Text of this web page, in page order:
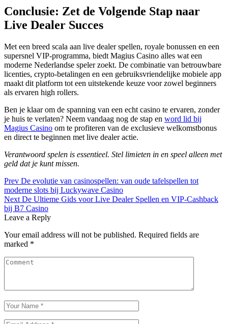
Conclusie: Zet de Volgende Stap naar
Live Dealer Succes
Met een breed scala aan live dealer spellen, royale bonussen en een
supersnel VIP‑programma, biedt Magius Casino alles wat een
moderne Nederlandse speler zoekt. De combinatie van betrouwbare
licenties, crypto‑betalingen en een gebruiksvriendelijke mobiele app
maakt dit platform tot een uitstekende keuze voor zowel beginners
als ervaren high rollers.
Ben je klaar om de spanning van een echt casino te ervaren, zonder
je huis te verlaten? Neem vandaag nog de stap en word lid bij
Magius Casino om te profiteren van de exclusieve welkomstbonus
en direct te beginnen met live dealer actie.
Verantwoord spelen is essentieel. Stel limieten in en speel alleen met
geld dat je kunt missen.
Post
navigation
Prev De evolutie van casinospellen: van oude tafelspellen tot
moderne slots bij Luckywave Casino
Next De Ultieme Gids voor Live Dealer Spellen en VIP‑Cashback
bij B7 Casino
Leave a Reply
Your email address will not be published. Required fields are
marked *